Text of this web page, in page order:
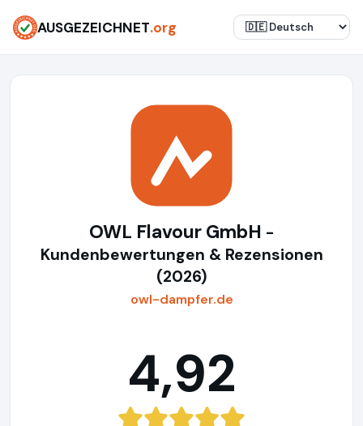
AUSGEZEICHNET.org
OWL Flavour GmbH -
Kundenbewertungen & Rezensionen
(2026)
owl-dampfer.de
4,92